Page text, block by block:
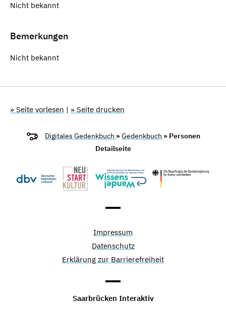
Nicht bekannt
Bemerkungen
Nicht bekannt
» Seite vorlesen | » Seite drucken
Digitales Gedenkbuch »Gedenkbuch » Personen
Detailseite
Impressum
Datenschutz
Erklärung zur Barrierefreiheit
Saarbrücken Interaktiv